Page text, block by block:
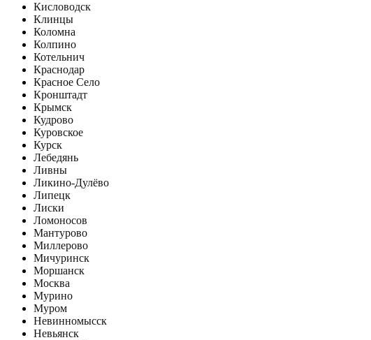
Кисловодск
Клинцы
Коломна
Колпино
Котельнич
Краснодар
Красное Село
Кронштадт
Крымск
Кудрово
Куровское
Курск
Лебедянь
Ливны
Ликино-Дулёво
Липецк
Лиски
Ломоносов
Мантурово
Миллерово
Мичуринск
Моршанск
Москва
Мурино
Муром
Невинномысск
Невьянск